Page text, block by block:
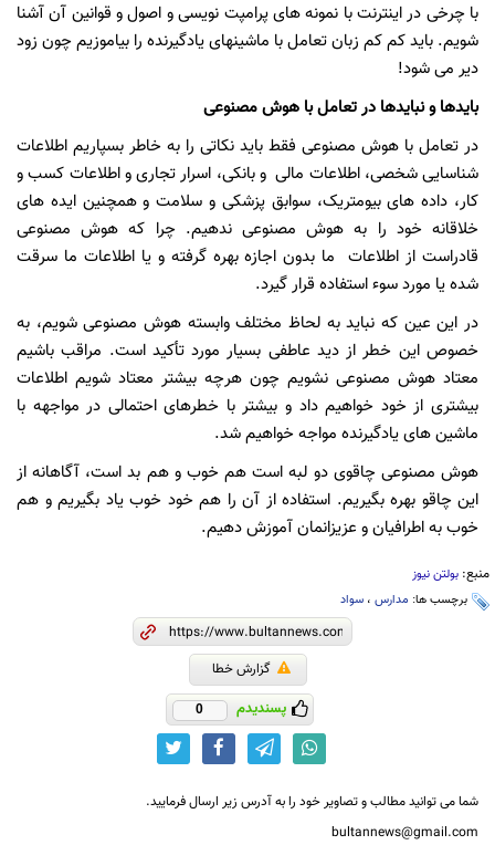
با چرخی در اینترنت با نمونه های پرامپت نویسی و اصول و قوانین آن آشنا
شویم. باید کم کم زبان تعامل با ماشینهای یادگیرنده را بیاموزیم چون زود
دیر می شود!
بایدها و نبایدها در تعامل با هوش مصنوعی
در تعامل با هوش مصنوعی فقط باید نکاتی را به خاطر بسپاریم اطلاعات
شناسایی شخصی، اطلاعات مالی و بانکی، اسرار تجاری و اطلاعات کسب و
کار، داده های بیومتریک، سوابق پزشکی و سلامت و همچنین ایده های
خلاقانه خود را به هوش مصنوعی ندهیم. چرا که هوش مصنوعی
قادراست از اطلاعات ما بدون اجازه بهره گرفته و یا اطلاعات ما سرقت
شده یا مورد سوء استفاده قرار گیرد.
در این عین که نباید به لحاظ مختلف وابسته هوش مصنوعی شویم، به
خصوص این خطر از دید عاطفی بسیار مورد تأکید است. مراقب باشیم
معتاد هوش مصنوعی نشویم چون هرچه بیشتر معتاد شویم اطلاعات
بیشتری از خود خواهیم داد و بیشتر با خطرهای احتمالی در مواجهه با
ماشین های یادگیرنده مواجه خواهیم شد.
هوش مصنوعی چاقوی دو لبه است هم خوب و هم بد است، آگاهانه از
این چاقو بهره بگیریم. استفاده از آن را هم خود خوب یاد بگیریم و هم
خوب به اطرافیان و عزیزانمان آموزش دهیم.
منبع: بولتن نیوز
برچسب ها: مدارس ، سواد
گزارش خطا
پسندیدم 0
شما می توانید مطالب و تصاویر خود را به آدرس زیر ارسال فرمایید.
bultannews@gmail.com